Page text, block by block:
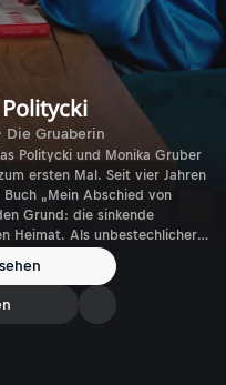
Die Gruaberin
Politycki und Monika Gruber
ersten Mal. Seit vier Jahren
„Mein Abschied von
Grund: die sinkende
Heimat. Als unbestechlicher
über das Marathon-
„neue alte Männerbild“. Ein
Gespräch.